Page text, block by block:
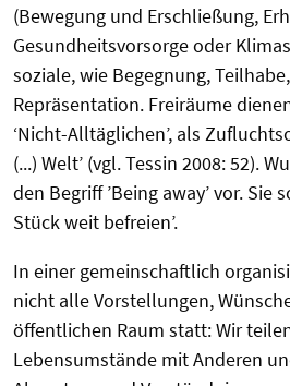
(Bewegung und Erschließung,
Gesundheitsvorsorge oder
soziale, wie Begegnung,
Repräsentation. Freiräume
‘Nicht-Alltäglichen’, als
(...) Welt’ (vgl. Tessin 2008: 52).
den Begriff ’Being away’ vor. Sie
Stück weit befreien’.
In einer gemeinschaftlich
nicht alle Vorstellungen,
öffentlichen Raum statt: Wir
Lebensumstände mit Anderen